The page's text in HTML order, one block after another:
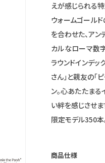
えが感じられる
ウォームゴール
を合わせた、ア
カルなローマ数
ラウンドインデッ
さん」と親友の「
ン。心あたたまる
い絆を感じさせま
限定モデル350本
商品仕様